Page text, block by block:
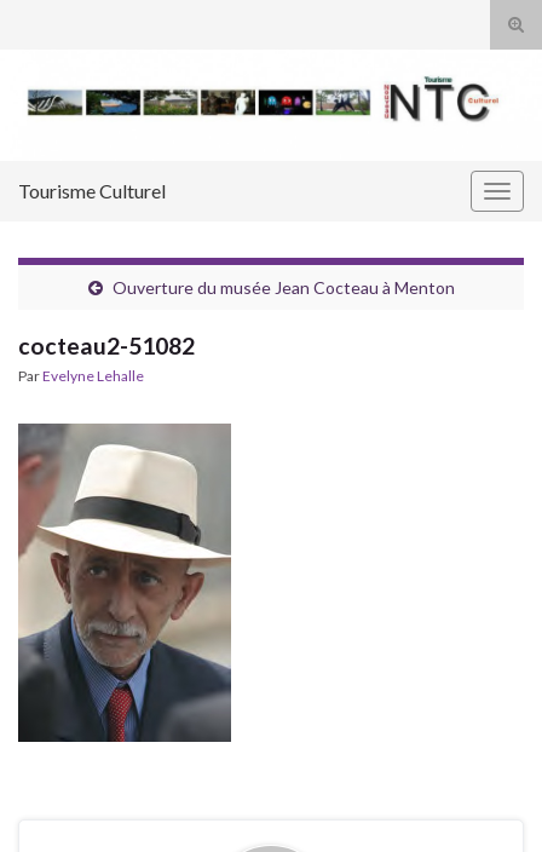
Tourisme Culturel
Ouverture du musée Jean Cocteau à Menton
cocteau2-51082
ParEvelyne Lehalle